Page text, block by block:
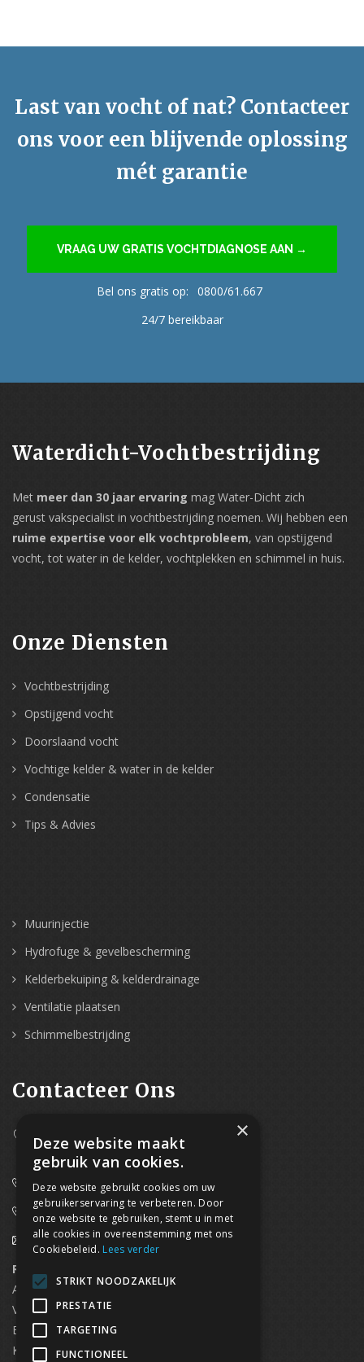
Last van vocht of nat? Contacteer
ons voor een blijvende oplossing
mét garantie
VRAAG UW GRATIS VOCHTDIAGNOSE AAN →
Bel ons gratis op:
0800/61.667
24/7 bereikbaar
Waterdicht-Vochtbestrijding
Met meer dan 30 jaar ervaring mag Water-Dicht zich
gerust vakspecialist in vochtbestrijding noemen. Wij hebben een
ruime expertise voor elk vochtprobleem, van opstijgend
vocht, tot water in de kelder, vochtplekken en schimmel in huis.
Onze Diensten
Vochtbestrijding
Opstijgend vocht
Doorslaand vocht
Vochtige kelder & water in de kelder
Condensatie
Tips & Advies
Muurinjectie
Hydrofuge & gevelbescherming
Kelderbekuiping & kelderdrainage
Ventilatie plaatsen
Schimmelbestrijding
Contacteer Ons
Westpoort 37B,
2070 Zwijndrecht
0800/61 667 (24/7 bereikbaar)
03/369.60.29
info@waterdicht-vochtbestrijding.be
Regionaal contact
Antwerpen
03/369.60.29
Vlaams Brabant & Brussel
Brugge
Kortrijk
×
Deze website maakt
gebruik van cookies.
Deze website gebruikt cookies om uw
gebruikerservaring te verbeteren. Door
onze website te gebruiken, stemt u in met
alle cookies in overeenstemming met ons
Cookiebeleid. Lees verder
STRIKT NOODZAKELIJK
PRESTATIE
TARGETING
FUNCTIONEEL